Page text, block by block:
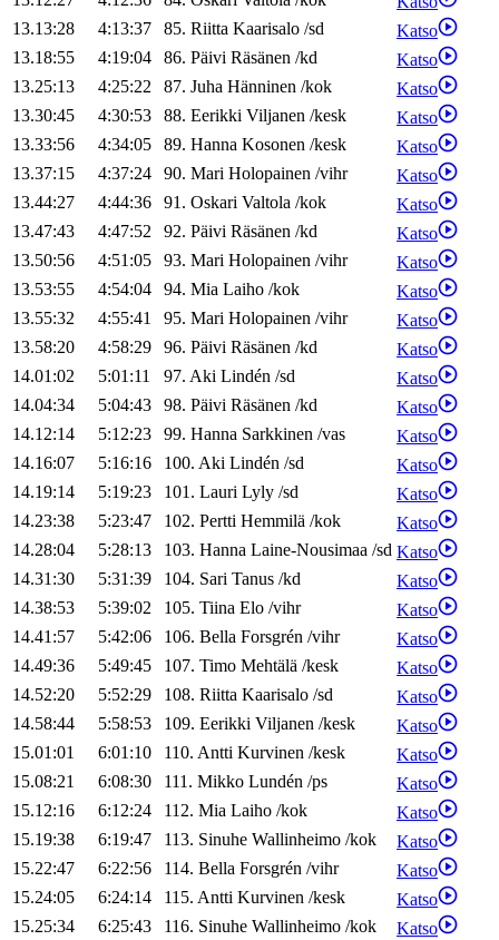
13.13:28
4:13:37 85. Riitta Kaarisalo /sd
Katso
13.18:55
4:19:04 86. Päivi Räsänen /kd
Katso
13.25:13
4:25:22 87. Juha Hänninen /kok
Katso
13.30:45
4:30:53 88. Eerikki Viljanen /kesk
Katso
13.33:56
4:34:05 89. Hanna Kosonen /kesk
Katso
13.37:15
4:37:24 90. Mari Holopainen /vihr
Katso
13.44:27
4:44:36 91. Oskari Valtola /kok
Katso
13.47:43
4:47:52 92. Päivi Räsänen /kd
Katso
13.50:56
4:51:05 93. Mari Holopainen /vihr
Katso
13.53:55
4:54:04 94. Mia Laiho /kok
Katso
13.55:32
4:55:41 95. Mari Holopainen /vihr
Katso
13.58:20
4:58:29 96. Päivi Räsänen /kd
Katso
14.01:02
5:01:11 97. Aki Lindén /sd
Katso
14.04:34
5:04:43 98. Päivi Räsänen /kd
Katso
14.12:14
5:12:23 99. Hanna Sarkkinen /vas
Katso
14.16:07
5:16:16 100. Aki Lindén /sd
Katso
14.19:14
5:19:23 101. Lauri Lyly /sd
Katso
14.23:38
5:23:47 102. Pertti Hemmilä /kok
Katso
14.28:04
5:28:13 103. Hanna Laine-Nousimaa /sd Katso
14.31:30
5:31:39 104. Sari Tanus /kd
Katso
14.38:53
5:39:02 105. Tiina Elo /vihr
Katso
14.41:57
5:42:06 106. Bella Forsgrén /vihr
Katso
14.49:36
5:49:45 107. Timo Mehtälä /kesk
Katso
14.52:20
5:52:29 108. Riitta Kaarisalo /sd
Katso
14.58:44
5:58:53 109. Eerikki Viljanen /kesk
Katso
15.01:01
6:01:10 110. Antti Kurvinen /kesk
Katso
15.08:21
6:08:30 111. Mikko Lundén /ps
Katso
15.12:16
6:12:24 112. Mia Laiho /kok
Katso
15.19:38
6:19:47 113. Sinuhe Wallinheimo /kok
Katso
15.22:47
6:22:56 114. Bella Forsgrén /vihr
Katso
15.24:05
6:24:14 115. Antti Kurvinen /kesk
Katso
15.25:34
6:25:43 116. Sinuhe Wallinheimo /kok
Katso